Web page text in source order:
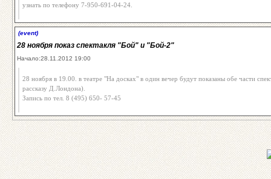
узнать по телефону 7-950-691-04-24.
(event)
28 ноября показ спектакля "Бой" и "Бой-2"
Начало:28.11.2012 19:00
28 ноября в 19.00. в театре "На досках" в один вечер будут показаны обе части
рассказу Д.Лондона).
Запись по тел. 8 (495) 650- 57-45